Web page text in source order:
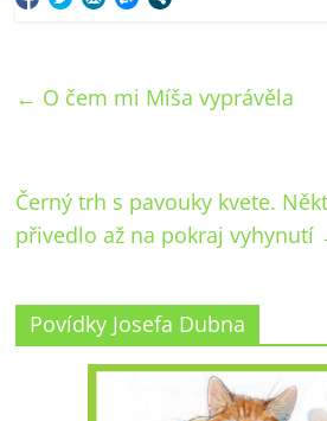
← O čem mi Míša vyprávěla
Černý trh s pavouky kvete.
přivedlo až na pokraj vyhynutí
Povídky Josefa Dubna